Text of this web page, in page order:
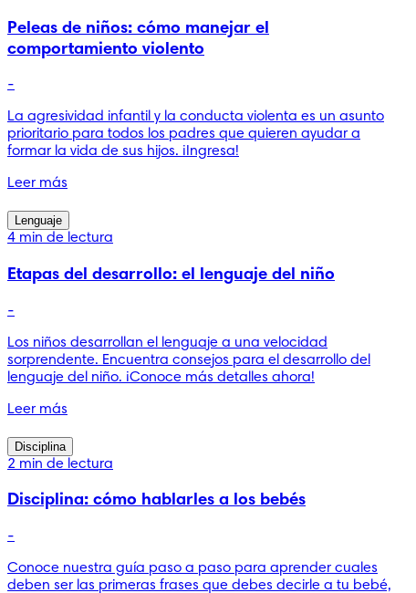
Peleas de niños: cómo manejar el
comportamiento violento
-
La agresividad infantil y la conducta violenta es un asunto
prioritario para todos los padres que quieren ayudar a
formar la vida de sus hijos. ¡Ingresa!
Leer más
Lenguaje
4 min de lectura
Etapas del desarrollo: el lenguaje del niño
-
Los niños desarrollan el lenguaje a una velocidad
sorprendente. Encuentra consejos para el desarrollo del
lenguaje del niño. ¡Conoce más detalles ahora!
Leer más
Disciplina
2 min de lectura
Disciplina: cómo hablarles a los bebés
-
Conoce nuestra guía paso a paso para aprender cuales
deben ser las primeras frases que debes decirle a tu bebé,